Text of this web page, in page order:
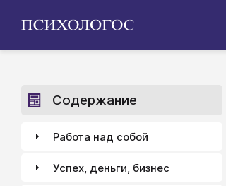
Содержание
Работа над собой
Успех, деньги, бизнес